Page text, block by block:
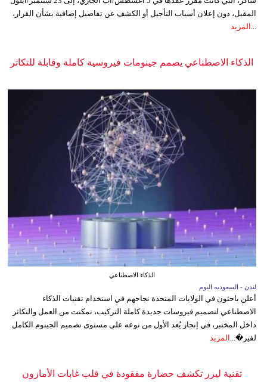
المقبل، دون إعلان أسباب التأجيل أو الكشف عن تفاصيل إضافية بشأن القرار،
المزيد
الذكاء الاصطناعي يصمم جينومات فيروسية كاملة وقابلة للتكاثر
الذكاء الاصطناعي
لندن - السعوديه اليوم
أعلن باحثون في الولايات المتحدة نجاحهم في استخدام تقنيات الذكاء
الاصطناعي لتصميم فيروسات جديدة كاملة التركيب، تمكنت من العمل والتكاثر
داخل المختبر، في إنجاز يُعد الأول من نوعه على مستوى تصميم الجينوم الكامل
لفير�... المزيد
تقنية ليزر تكشف حضارة مفقودة في قلب غابات الأمازون